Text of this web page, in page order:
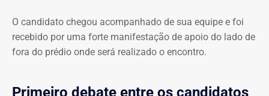
O candidato chegou acompanhado de sua equipe e foi
recebido por uma forte manifestação de apoio do lado de
fora do prédio onde será realizado o encontro.